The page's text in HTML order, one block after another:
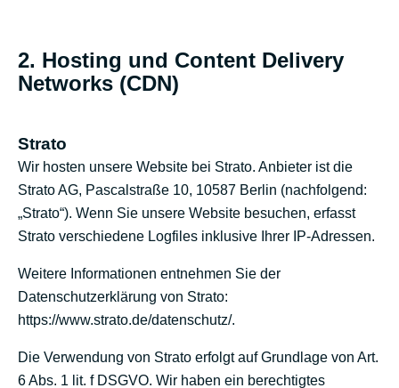
2. Hosting und Content Delivery
Networks (CDN)
Strato
Wir hosten unsere Website bei Strato. Anbieter ist die
Strato AG, Pascalstraße 10, 10587 Berlin (nachfolgend:
„Strato“). Wenn Sie unsere Website besuchen, erfasst
Strato verschiedene Logfiles inklusive Ihrer IP-Adressen.
Weitere Informationen entnehmen Sie der
Datenschutzerklärung von Strato:
https://www.strato.de/datenschutz/.
Die Verwendung von Strato erfolgt auf Grundlage von Art.
6 Abs. 1 lit. f DSGVO. Wir haben ein berechtigtes